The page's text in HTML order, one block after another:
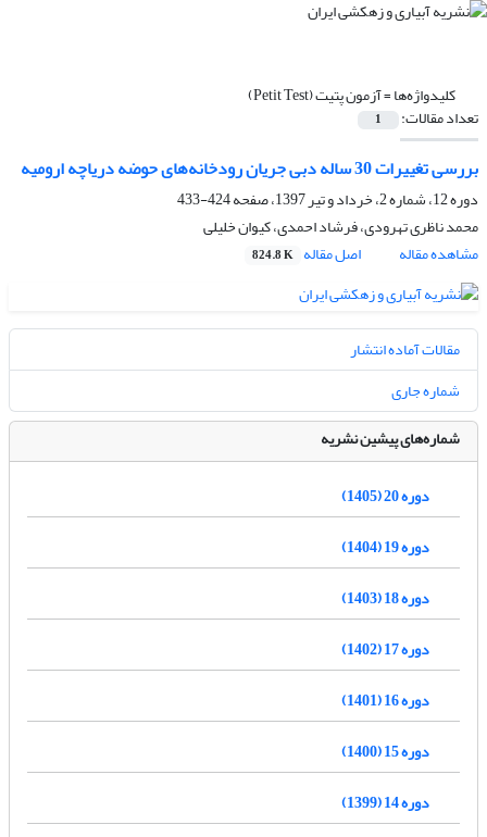
کلیدواژه‌ها =آزمون پتیت (Petit Test)
تعداد مقالات: 1
بررسی تغییرات 30 ساله دبی جریان رودخانه‌های حوضه دریاچه ارومیه
دوره 12، شماره 2، خرداد و تیر 1397، صفحه
424-433
محمد ناظری تهرودی، فرشاد احمدی، کیوان خلیلی
مشاهده مقاله
اصل مقاله 824.8 K
مقالات آماده انتشار
شماره جاری
شماره‌های پیشین نشریه
دوره 20 (1405)
دوره 19 (1404)
دوره 18 (1403)
دوره 17 (1402)
دوره 16 (1401)
دوره 15 (1400)
دوره 14 (1399)